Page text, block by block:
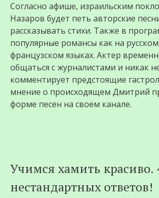
Согласно афише, израильским
Назаров будет петь авторские
рассказывать стихи. Также в
популярные романсы как на
французском языках. Актер
общаться с журналистами и никак
комментирует предстоящие
мнение о происходящем Дмитрий
форме песен на своем канале.
Учимся хамить красиво.
нестандартных ответов!